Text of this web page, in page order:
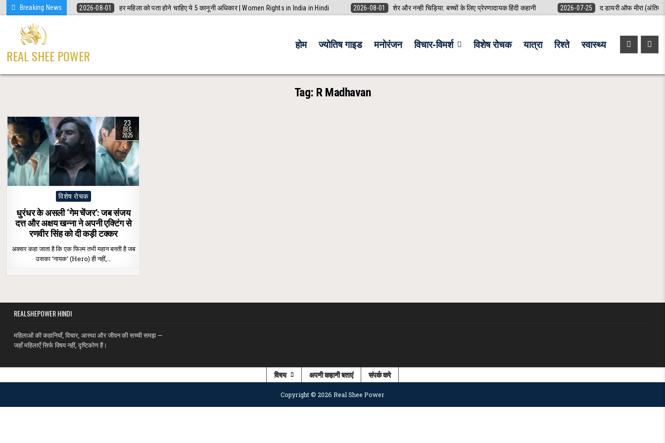
Skip
to
Breaking News 2026-08-01 हर महिला को पता होने चाहिए ये 5 कानूनी अधिकार | Women Rights in India in Hindi 2026-08-01 शेर और नन्ही चिड़िया: बच्चों के लिए प्रेरणादायक हिंदी कहानी 2026-07-25 द डायरी ऑफ मीरा
REAL SHEE POWER
होम ज्योतिष गाइड मनोरंजन विचार-विमर्श विशेष रोचक यात्रा रिश्ते स्वास्थ्य
Tag: R Madhavan
23
DEC
2025
Posted
विशेष रोचक
धुरंधर के असली ‘गेम चेंजर’: जब संजय
दत्त और अक्षय खन्ना ने अपनी एक्टिंग से
रणवीर सिंह को दी कड़ी टक्कर
अक्सर कहा जाता है कि एक फिल्म तभी महान बनती है जब
उसका ‘नायक‘ (Hero) ही नहीं,…
REALSHEPOWER HINDI
महिलाओं की कहानियाँ, विचार, आस्था और जीवन की सच्ची समझ —
जहाँ महिलाएँ सिर्फ विषय नहीं, दृष्टिकोण हैं।
विषय अपनी कहानी बताएं संपर्क करे
Copyright © 2026 Real Shee Power